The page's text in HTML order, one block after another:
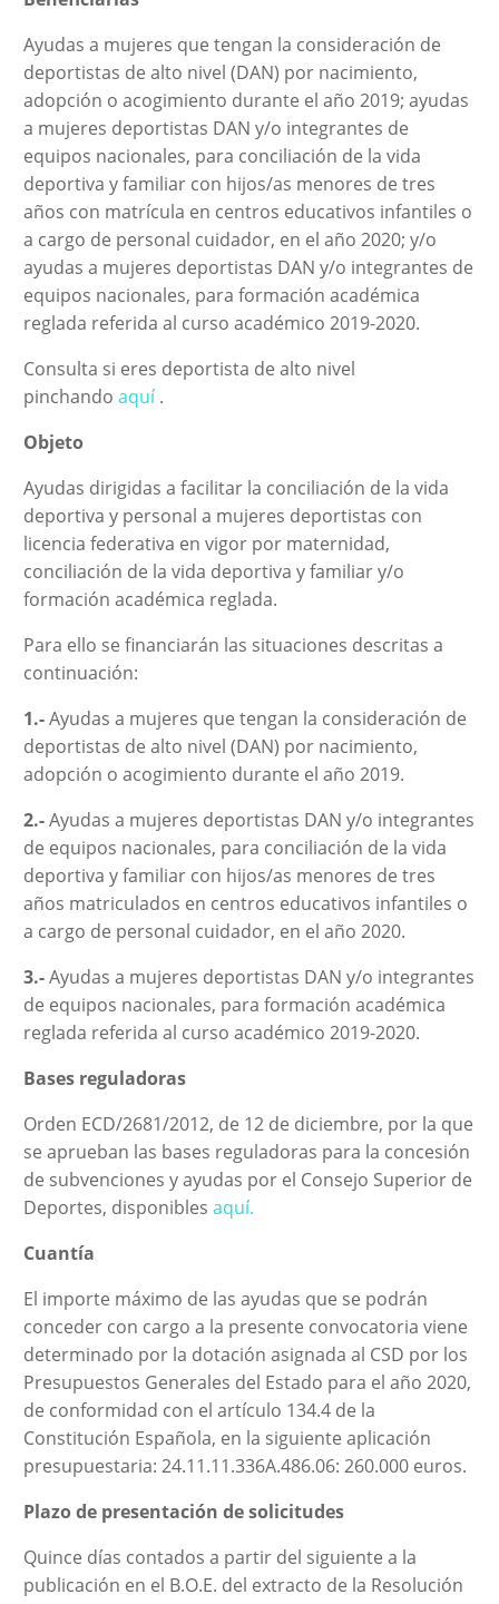
Ayudas a mujeres que tengan la consideración de
deportistas de alto nivel (DAN) por nacimiento,
adopción o acogimiento durante el año 2019; ayudas
a mujeres deportistas DAN y/o integrantes de
equipos nacionales, para conciliación de la vida
deportiva y familiar con hijos/as menores de tres
años con matrícula en centros educativos infantiles o
a cargo de personal cuidador, en el año 2020; y/o
ayudas a mujeres deportistas DAN y/o integrantes de
equipos nacionales, para formación académica
reglada referida al curso académico 2019-2020.
Consulta si eres deportista de alto nivel
pinchando aquí.
Objeto
Ayudas dirigidas a facilitar la conciliación de la vida
deportiva y personal a mujeres deportistas con
licencia federativa en vigor por maternidad,
conciliación de la vida deportiva y familiar y/o
formación académica reglada.
Para ello se financiarán las situaciones descritas a
continuación:
1.-Ayudas a mujeres que tengan la consideración de
deportistas de alto nivel (DAN) por nacimiento,
adopción o acogimiento durante el año 2019.
2.-Ayudas a mujeres deportistas DAN y/o integrantes
de equipos nacionales, para conciliación de la vida
deportiva y familiar con hijos/as menores de tres
años matriculados en centros educativos infantiles o
a cargo de personal cuidador, en el año 2020.
3.-Ayudas a mujeres deportistas DAN y/o integrantes
de equipos nacionales, para formación académica
reglada referida al curso académico 2019-2020.
Bases reguladoras
Orden ECD/2681/2012, de 12 de diciembre, por la que
se aprueban las bases reguladoras para la concesión
de subvenciones y ayudas por el Consejo Superior de
Deportes, disponibles aquí.
Cuantía
El importe máximo de las ayudas que se podrán
conceder con cargo a la presente convocatoria viene
determinado por la dotación asignada al CSD por los
Presupuestos Generales del Estado para el año 2020,
de conformidad con el artículo 134.4 de la
Constitución Española, en la siguiente aplicación
presupuestaria: 24.11.11.336A.486.06: 260.000 euros.
Plazo de presentación de solicitudes
Quince días contados a partir del siguiente a la
publicación en el B.O.E. del extracto de la Resolución